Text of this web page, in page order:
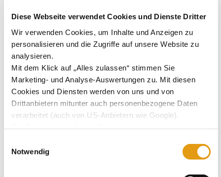
Diese Webseite verwendet Cookies und Dienste Dritter
Wir verwenden Cookies, um Inhalte und Anzeigen zu
personalisieren und die Zugriffe auf unsere Website zu
analysieren.
Mit dem Klick auf „Alles zulassen“ stimmen Sie
Marketing- und Analyse-Auswertungen zu. Mit diesen
Cookies und Diensten werden von uns und von
Drittanbietern mitunter auch personenbezogene Daten
verarbeitet (auch von US-Anbietern wie Google).
Sie können Ihre jeweilige Einwilligung jederzeit durch
Klick auf das Consent-Widget links unten widerrufen.
Notwendig
Die Weiberfastnacht wird wieder bunt, laut und LUSTIG!!!!
Zum Kalender hinzufügen
Veranstaltung-Navigation
Fischessen – Voranmeldung bis 08.02.24 !